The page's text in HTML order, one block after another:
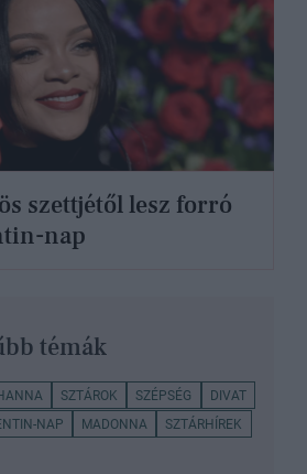
szettjétől lesz forró
nap
témák
SZTÁROK SZÉPSÉG
DIVAT
NAP MADONNA SZTÁRHÍREK